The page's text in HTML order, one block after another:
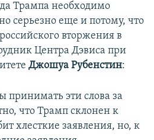
Трампа необходимо
серьезно еще и потому, что
вторжения в
Центра Дэвиса при
Джошуа Рубенстин:
эти слова за
что Трамп склонен к
хлесткие заявления, но, к